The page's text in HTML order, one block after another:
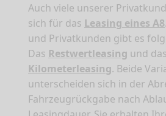
Auch viele unserer
sich für das Leasing eines A8
und Privatkunden gibt es
Das Restwertleasing und das
Kilometerleasing. Beide
unterscheiden sich in der
Fahrzeugrückgabe nach